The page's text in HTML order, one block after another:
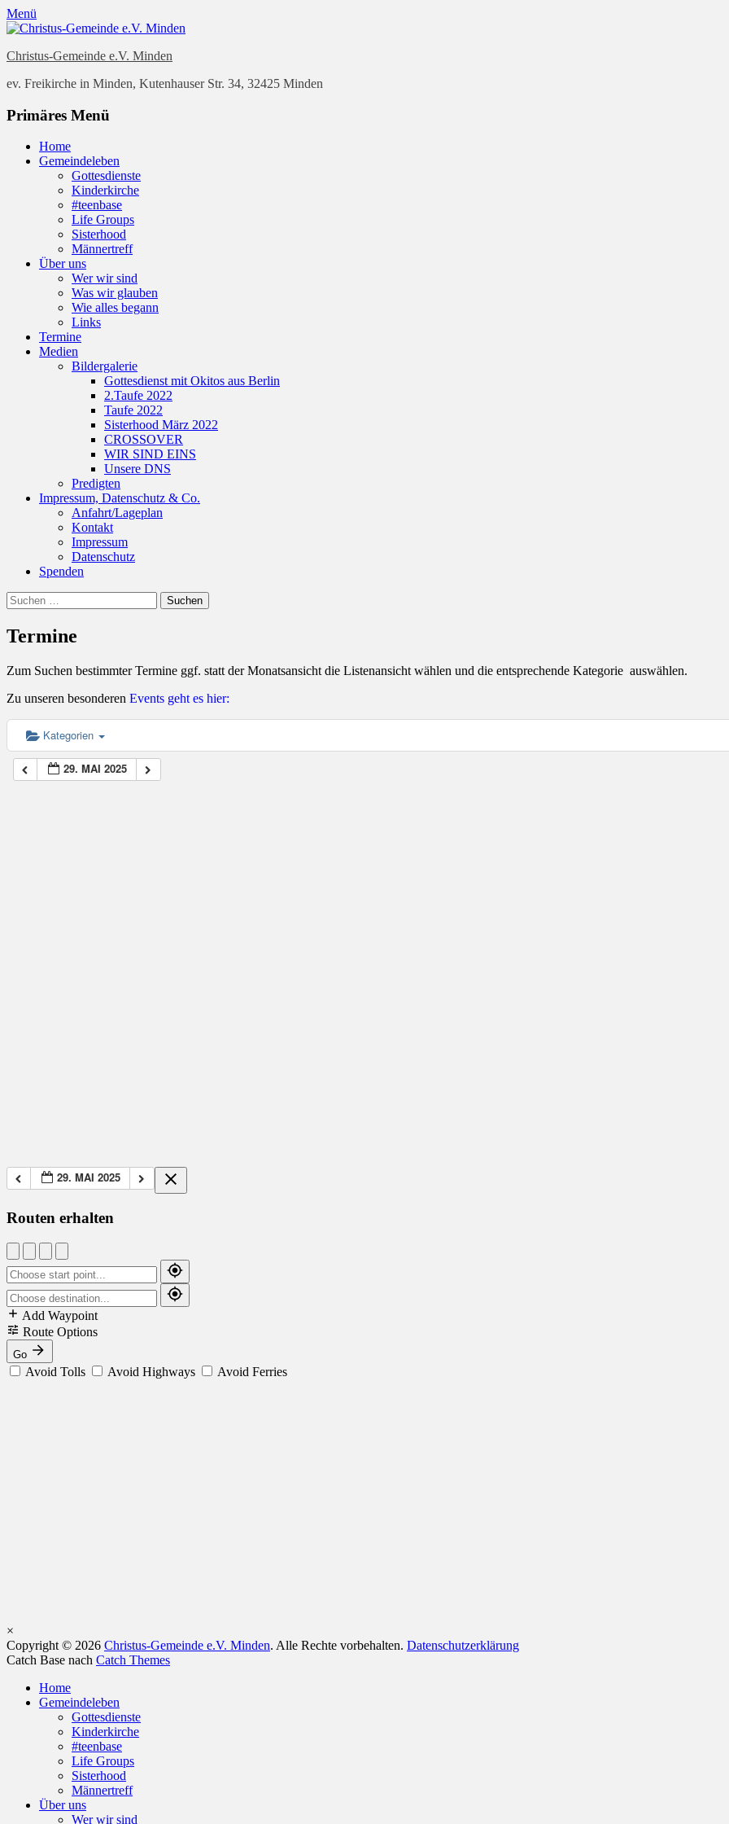
Menü
Christus-Gemeinde e.V. Minden
ev. Freikirche in Minden, Kutenhauser Str. 34, 32425 Minden
Facebook
E-
Mail
YouTube
Instagram
Website
Primäres Menü
Zum
Inhalt
Home
Gemeindeleben
Gottesdienste
Kinderkirche
#teenbase
Life Groups
Sisterhood
Männertreff
Über uns
Wer wir sind
Was wir glauben
Wie alles begann
Links
Termine
Medien
Bildergalerie
Gottesdienst mit Okitos aus Berlin
2.Taufe 2022
Taufe 2022
Sisterhood März 2022
CROSSOVER
WIR SIND EINS
Unsere DNS
Predigten
Impressum, Datenschutz & Co.
Anfahrt/Lageplan
Kontakt
Impressum
Datenschutz
Spenden
Suchen
Suche
nach:
Termine
Zum Suchen bestimmter Termine ggf. statt der Monatsansicht die Listenansicht wählen und die entsprechende Kategorie auswählen.
Zu unseren besonderen Events geht es hier:
Kategorien
29. MAI 2025
29. MAI 2025
Routen erhalten
Add Waypoint
Route Options
Go
Avoid Tolls Avoid Highways Avoid Ferries
×
Copyright © 2026 Christus-Gemeinde e.V. Minden. Alle Rechte vorbehalten. Datenschutzerklärung
Catch Base nach Catch Themes
oben
scrollen
Home
Gemeindeleben
Gottesdienste
Kinderkirche
#teenbase
Life Groups
Sisterhood
Männertreff
Über uns
Wer wir sind